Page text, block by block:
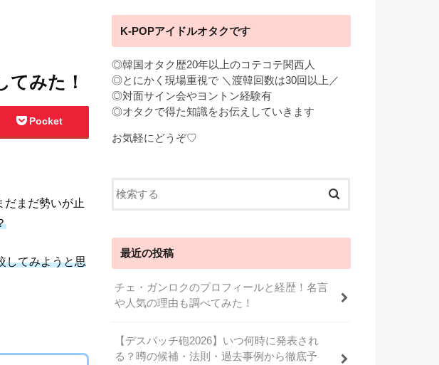
てみた！
Pocket
だまだ勢いが止
してみようと思
K-POPアイドルオタクです
◎韓国オタク歴20年以上のコテコテ関西人
◎とにかく現場重視で ＼渡韓回数は30回以上／
◎対面サイン会やヨントン経験有
◎オタクで得た知識をお伝えしていきます
お気軽にどうぞ♡
最近の投稿
チェ・ガンロクのプロフィールと経歴！名言
や人気の理由も調べてみた！
【デスパッチ砲2026】いつ何時に発表され
る？噂の候補・法則・過去事例から徹底予